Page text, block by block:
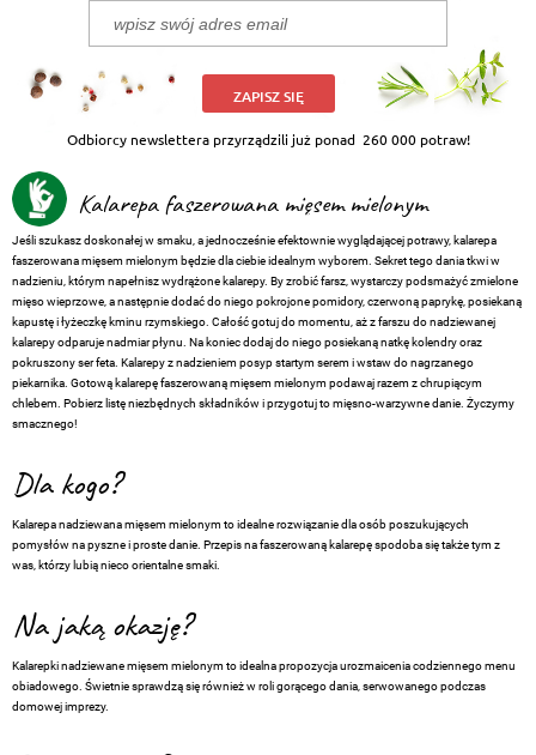
ZAPISZ SIĘ
Odbiorcy newslettera przyrządzili już ponad 260 000 potraw!
Kalarepa faszerowana mięsem mielonym
Jeśli szukasz doskonałej w smaku, a jednocześnie efektownie wyglądającej potrawy, kalarepa
faszerowana mięsem mielonym będzie dla ciebie idealnym wyborem. Sekret tego dania tkwi w
nadzieniu, którym napełnisz wydrążone kalarepy. By zrobić farsz, wystarczy podsmażyć zmielone
mięso wieprzowe, a następnie dodać do niego pokrojone pomidory, czerwoną paprykę, posiekaną
kapustę i łyżeczkę kminu rzymskiego. Całość gotuj do momentu, aż z farszu do nadziewanej
kalarepy odparuje nadmiar płynu. Na koniec dodaj do niego posiekaną natkę kolendry oraz
pokruszony ser feta. Kalarepy z nadzieniem posyp startym serem i wstaw do nagrzanego
piekarnika. Gotową kalarepę faszerowaną mięsem mielonympodawaj razem z chrupiącym
chlebem. Pobierz listę niezbędnych składników i przygotuj to mięsno-warzywne danie. Życzymy
smacznego!
Dla kogo?
Kalarepa nadziewana mięsem mielonym to idealne rozwiązanie dla osób poszukujących
pomysłów na pyszne i proste danie. Przepis na faszerowaną kalarepę spodoba się także tym z
was, którzy lubią nieco orientalne smaki.
Na jaką okazję?
Kalarepki nadziewane mięsem mielonym to idealna propozycja urozmaicenia codziennego menu
obiadowego. Świetnie sprawdzą się również w roli gorącego dania, serwowanego podczas
domowej imprezy.